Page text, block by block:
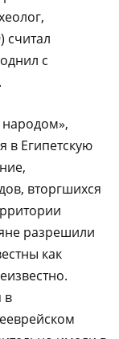
считал
с
в Египетскую
вторгшихся
разрешили
как
в